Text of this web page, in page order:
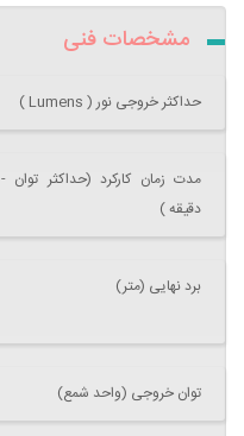
مشخصات فنی
حداکثر خروجی نور ( Lumens )
مدت زمان کارکرد (حداکثر توان -
دقیقه )
برد نهایی (متر)
توان خروجی (واحد شمع)